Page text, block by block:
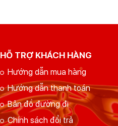
HỖ TRỢ KHÁCH HÀNG
Hướng dẫn mua hàng
Hướng dẫn thanh toán
Bản đồ đường đi
Chính sách đổi trả